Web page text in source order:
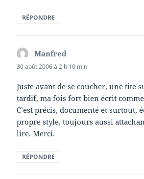
RÉPONDRE
Manfred
30 août 2006 à 2 h 10 min
Juste avant de se coucher, une tite
tardif, ma fois fort bien écrit
C’est précis, documenté et surtout,
propre style, toujours aussi
lire. Merci.
RÉPONDRE